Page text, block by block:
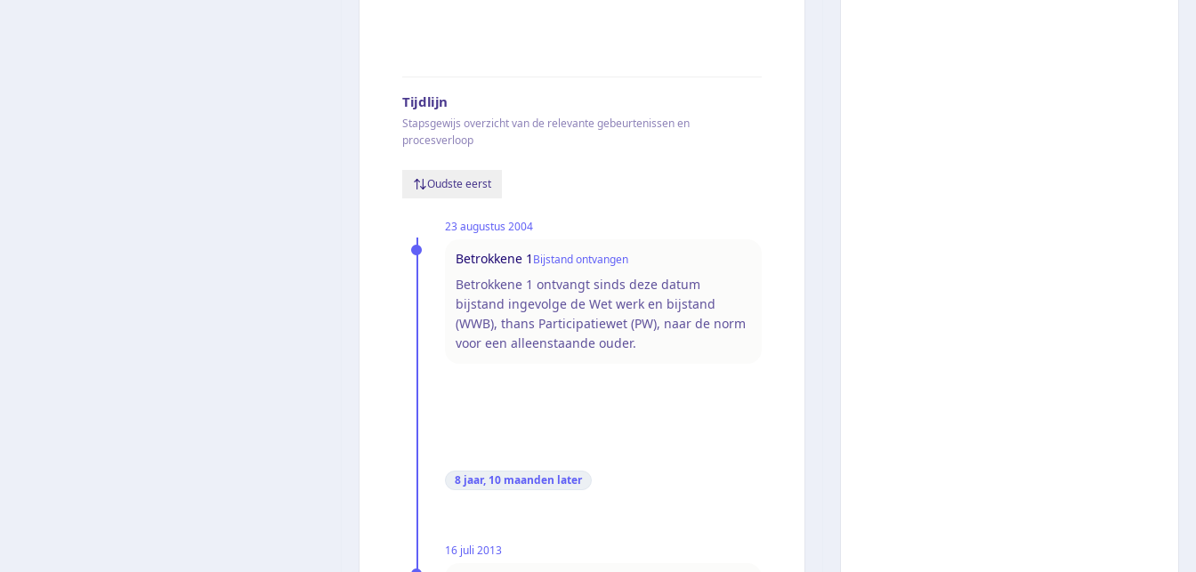
Tijdlijn
Stapsgewijs overzicht van de relevante gebeurtenissen en
procesverloop
Oudste eerst
23 augustus 2004
Betrokkene 1 Bijstand ontvangen
Betrokkene 1 ontvangt sinds deze datum
bijstand ingevolge de Wet werk en bijstand
(WWB), thans Participatiewet (PW), naar de norm
voor een alleenstaande ouder.
8 jaar, 10 maanden later
16 juli 2013